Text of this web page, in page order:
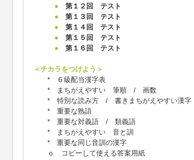
● 第１２回 テスト
● 第１３回 テスト
● 第１４回 テスト
● 第１５回 テスト
● 第１６回 テスト
＜チカラをつけよう＞
* ６級配当漢字表
* まちがえやすい 筆順 / 画数
* 特別な読み方 / 書きまちがえやすい漢字
* 重要な熟語
* 重要な対義語 / 類義語
* まちがえやすい 音と訓
* 重要な同じ音訓の漢字
ｏ コピーして使える答案用紙